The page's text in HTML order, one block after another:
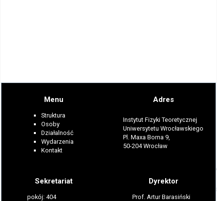
Menu
Struktura
Osoby
Działalność
Wydarzenia
Kontakt
Adres
Instytut Fizyki Teoretycznej
Uniwersytetu Wrocławskiego
Pl. Maxa Borna 9,
50-204 Wrocław
Sekretariat
pokój: 404
Dyrektor
Prof. Artur Barasiński